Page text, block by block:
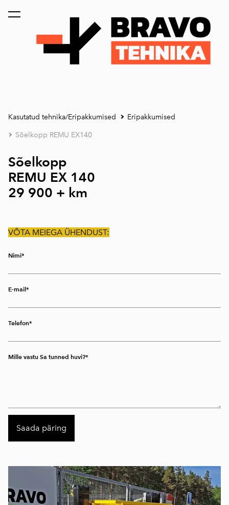
lisati ostukorvi. Vaata ostukorvi
Kasutatud tehnika/Eripakkumised Eripakkumised
Sõelkopp REMU EX140
Sõelkopp
REMU EX 140
29 900 + km
VÕTA MEIEGA ÜHENDUST:
Nimi
E-mail
Telefon
Mille vastu Sa tunned huvi?